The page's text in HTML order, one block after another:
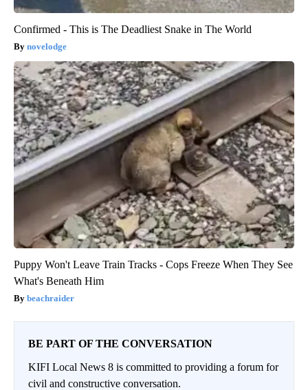
Confirmed - This is The Deadliest Snake in The World
novelodge
Puppy Won't Leave Train Tracks - Cops Freeze When They See
What's Beneath Him
beachraider
BE PART OF THE CONVERSATION
KIFI Local News 8 is committed to providing a forum for
civil and constructive conversation.